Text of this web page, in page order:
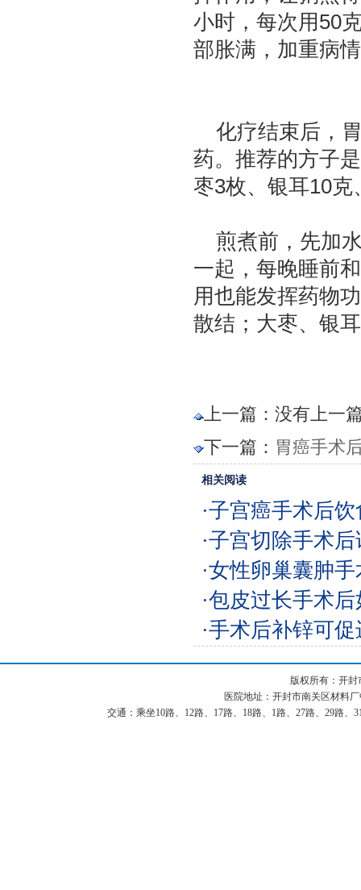
小时，每次用50
部胀满，加重病
化疗结束后，
药。推荐的方子
枣3枚、银耳10
煎煮前，先加
一起，每晚睡前
用也能发挥药物
散结；大枣、银
上一篇：没有上一
下一篇： 胃癌手术
相关阅读
·子宫癌手术后
·子宫切除手术
·女性卵巢囊肿
·包皮过长手术
·手术后补锌可
版权所有：开
医院地址：开封市南关区材料
交通：乘坐10路、12路、17路、18路、1路、27路、29路